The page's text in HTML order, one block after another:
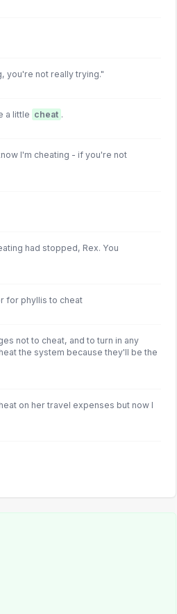
you're not really trying."
a little cheat .
I'm cheating - if you're not
had stopped, Rex. You
for phyllis to cheat
not to cheat, and to turn in any
the system because they'll be the
on her travel expenses but now I